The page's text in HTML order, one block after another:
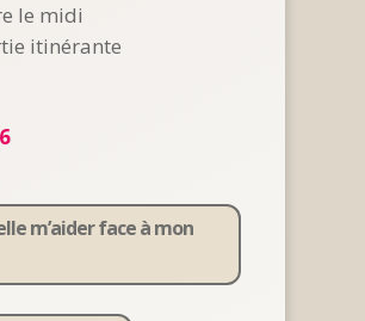
le midi
itinérante
m’aider face à mon